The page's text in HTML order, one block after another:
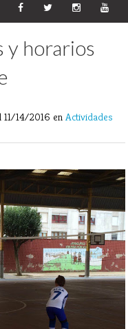
y horarios
11/14/2016 en Actividades